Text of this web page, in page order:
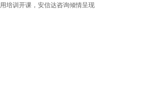
用培训开课，安信达咨询倾情呈现